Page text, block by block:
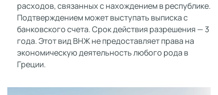
расходов, связанных с нахождением в республике.
Подтверждением может выступать выписка с
банковского счета. Срок действия разрешения — 3
года. Этот вид ВНЖ не предоставляет права на
экономическую деятельность любого рода в
Греции.